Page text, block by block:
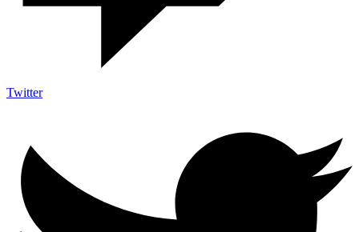
Twitter